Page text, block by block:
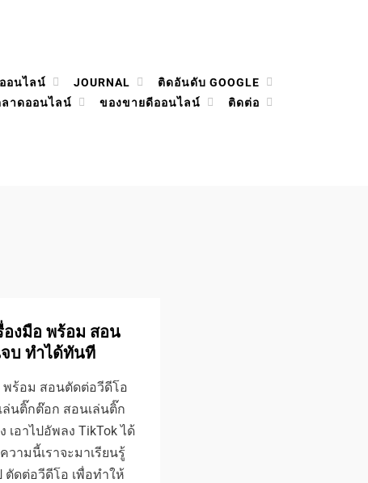
อนไลน์ JOURNAL
ติดอันดับ GOOGLE
ลาดออนไลน์ ของขายดีออนไลน์ ติดต่อ
งมือ พร้อม สอน
บ ทำได้ทันที
พร้อม สอนตัดต่อวีดีโอ
นติ๊กต๊อก สอนเล่นติ๊ก
เอาไปอัพลง TikTok ได้
ามนี้เราจะมาเรียนรู้
ดต่อวีดีโอ เพื่อทำให้